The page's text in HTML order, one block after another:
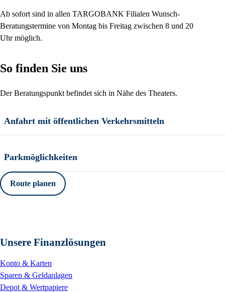
Ab sofort sind in allen TARGOBANK Filialen Wunsch-
Beratungstermine von Montag bis Freitag zwischen 8 und 20
Uhr möglich.
So finden Sie uns
Der Beratungspunkt befindet sich in Nähe des Theaters.
Anfahrt mit öffentlichen Verkehrsmitteln
Parkmöglichkeiten
Route planen
Unsere Finanzlösungen
Konto & Karten
Sparen & Geldanlagen
Depot & Wertpapiere